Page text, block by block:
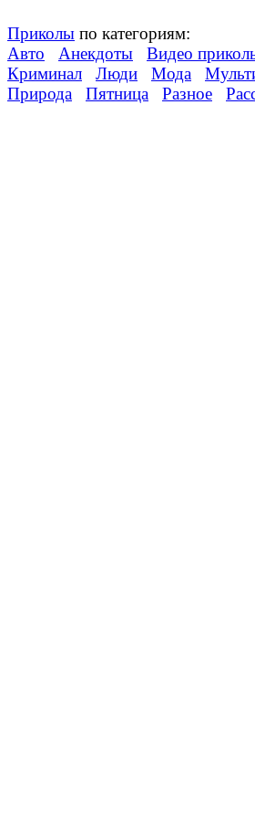
Приколы по категориям:
Авто
Анекдоты Видео
Криминал
Люди Мода
Природа
Пятница Разное